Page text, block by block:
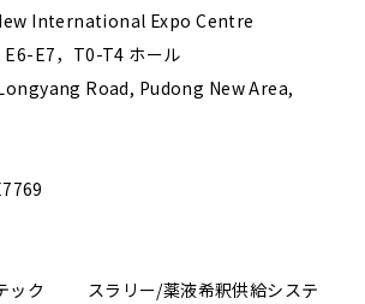
International Expo Centre
E6-E7，T0-T4 ホール
Road, Pudong New Area,
ック スラリー/薬液希釈供給システ